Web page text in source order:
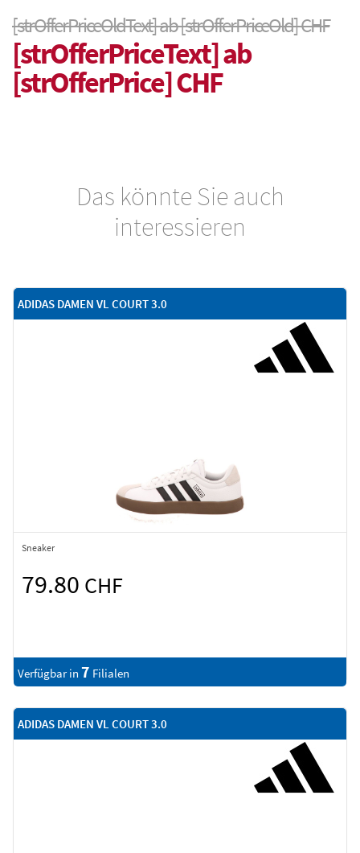
[strOfferPriceOldText] ab [strOfferPriceOld] CHF
[strOfferPriceText] ab
[strOfferPrice] CHF
Das könnte Sie auch
interessieren
ADIDAS DAMEN VL COURT 3.0
Sneaker
79.80 CHF
Verfügbar in 7 Filialen
ADIDAS DAMEN VL COURT 3.0